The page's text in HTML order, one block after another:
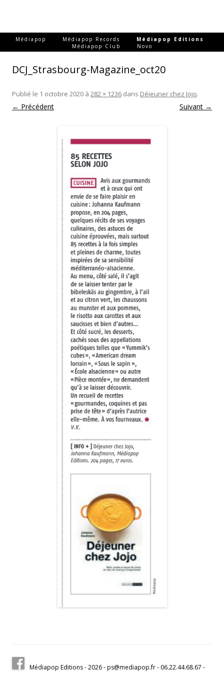
Médiapop Médiapop Records Médiapop Editions
Médiapop Club Novo
DCJ_Strasbourg-Magazine_oct20
Publié le 1 octobre 2020 à 282 × 1236 dans Déjeuner chez Jojo.
← Précédent Suivant →
Médiapop Editions - 2026 - ps@mediapop.fr - 06.22.44.68.67 -